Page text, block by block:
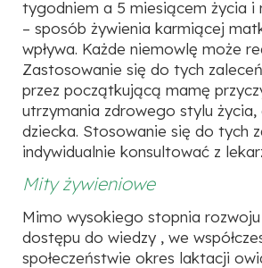
tygodniem a 5 miesiącem życia i
– sposób żywienia karmiącej
wpływa. Każde niemowlę może
Zastosowanie się do tych
przez początkującą mamę
utrzymania zdrowego stylu życia,
dziecka. Stosowanie się do tych
indywidualnie konsultować z
Mity żywieniowe
Mimo wysokiego stopnia
dostępu do wiedzy , we
społeczeństwie okres laktacji